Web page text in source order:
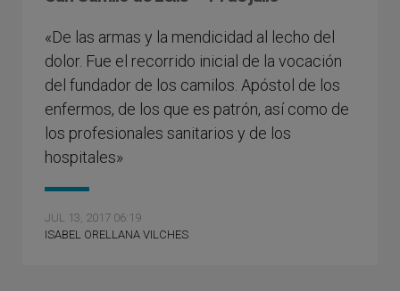
«De las armas y la mendicidad al lecho del
dolor. Fue el recorrido inicial de la vocación
del fundador de los camilos. Apóstol de los
enfermos, de los que es patrón, así como de
los profesionales sanitarios y de los
hospitales»
JUL 13, 2017 06:19
ISABEL ORELLANA VILCHES